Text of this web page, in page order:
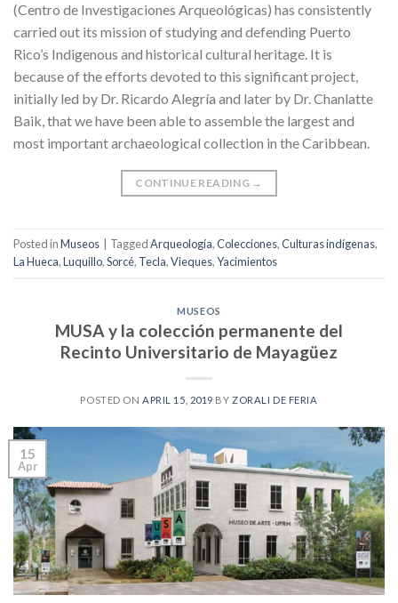
(Centro de Investigaciones Arqueológicas) has consistently
carried out its mission of studying and defending Puerto
Rico’s Indigenous and historical cultural heritage. It is
because of the efforts devoted to this significant project,
initially led by Dr. Ricardo Alegría and later by Dr. Chanlatte
Baik, that we have been able to assemble the largest and
most important archaeological collection in the Caribbean.
CONTINUE READING →
Posted inMuseos TaggedArqueología,Colecciones,Culturas indígenas,
La Hueca,Luquillo,Sorcé, Tecla,Vieques,Yacimientos
MUSEOS
MUSA y la colección permanente del
Recinto Universitario de Mayagüez
POSTED ONAPRIL 15, 2019 BYZORALI DE FERIA
15
Apr